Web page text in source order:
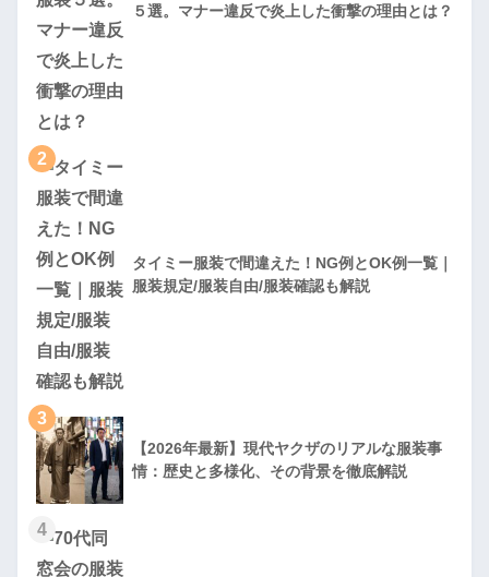
５選。マナー違反で炎上した衝撃の理由とは？
2
タイミー服装で間違えた！NG例とOK例一覧｜
服装規定/服装自由/服装確認も解説
3
【2026年最新】現代ヤクザのリアルな服装事
情：歴史と多様化、その背景を徹底解説
4